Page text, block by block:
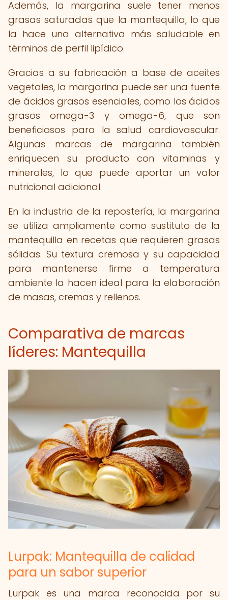
Además, la margarina suele tener menos
grasas saturadas que la mantequilla, lo que
la hace una alternativa más saludable en
términos de perfil lipídico.
Gracias a su fabricación a base de aceites
vegetales, la margarina puede ser una fuente
de ácidos grasos esenciales, como los ácidos
grasos omega-3 y omega-6, que son
beneficiosos para la salud cardiovascular.
Algunas marcas de margarina también
enriquecen su producto con vitaminas y
minerales, lo que puede aportar un valor
nutricional adicional.
En la industria de la repostería, la margarina
se utiliza ampliamente como sustituto de la
mantequilla en recetas que requieren grasas
sólidas. Su textura cremosa y su capacidad
para mantenerse firme a temperatura
ambiente la hacen ideal para la elaboración
de masas, cremas y rellenos.
Comparativa de marcas
líderes: Mantequilla
Lurpak: Mantequilla de calidad
para un sabor superior
Lurpak es una marca reconocida por su